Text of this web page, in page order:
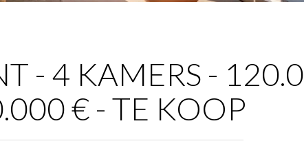
- 4 KAMERS - 120.0
€ - TE KOOP